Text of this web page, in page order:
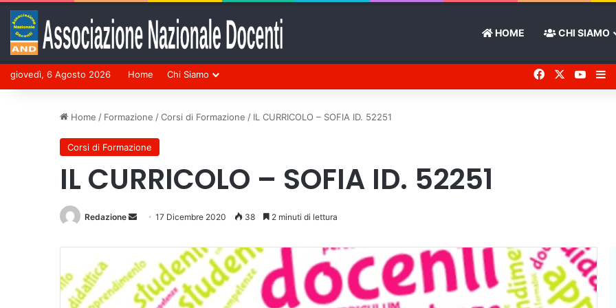
HOME CHI SIAMO
giovedì, 6 Agosto 2026 Home Chi Siamo Facebook You
Home / Formazione /Corsi di Formazione / IL CURRICOLO – SOFIA ID. 52251
Corsi di Formazione
IL CURRICOLO – SOFIA ID. 52251
Redazione
Invia 17 Dicembre 2020 38 2 minuti di lettura